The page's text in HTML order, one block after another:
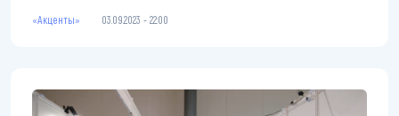
«Акценты» 03.09.2023 - 22:00